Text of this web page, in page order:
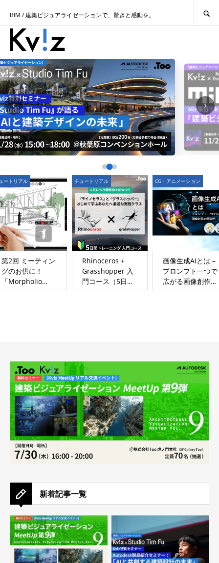
BIM / 建築ビジュアライゼーションで、驚きと感動を。
‹ ›
ートリアル
第2回 ミーティン
グのお供に！
「Morpholio
Trace」～手で描
チュートリアル
Rhinoceros +
Grasshopper 入
門コース（5日
間）
CG・アニメーション
画像生成AIとは –
プロンプト一つで
広がる画像創作の
可能性
新着記事一覧